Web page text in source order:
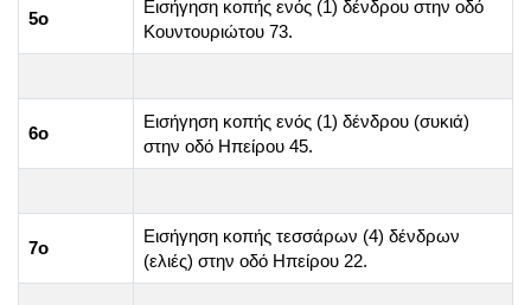
5ο
Εισήγηση κοπής ενός (1) δένδρου στην οδό
Κουντουριώτου 73.
6ο
Εισήγηση κοπής ενός (1) δένδρου (συκιά)
στην οδό Ηπείρου 45.
7ο
Εισήγηση κοπής τεσσάρων (4) δένδρων
(ελιές) στην οδό Ηπείρου 22.